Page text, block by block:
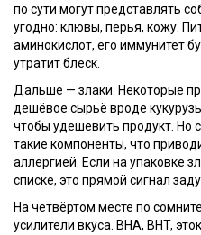
по сути могут представлять
угодно: клювы, перья, кожу.
аминокислот, его иммунитет
утратит блеск.
Дальше — злаки. Некоторые
дешёвое сырьё вроде
чтобы удешевить продукт. Но
такие компоненты, что
аллергией. Если на упаковке
списке, это прямой сигнал
На четвёртом месте по
усилители вкуса. BHA, BHT,